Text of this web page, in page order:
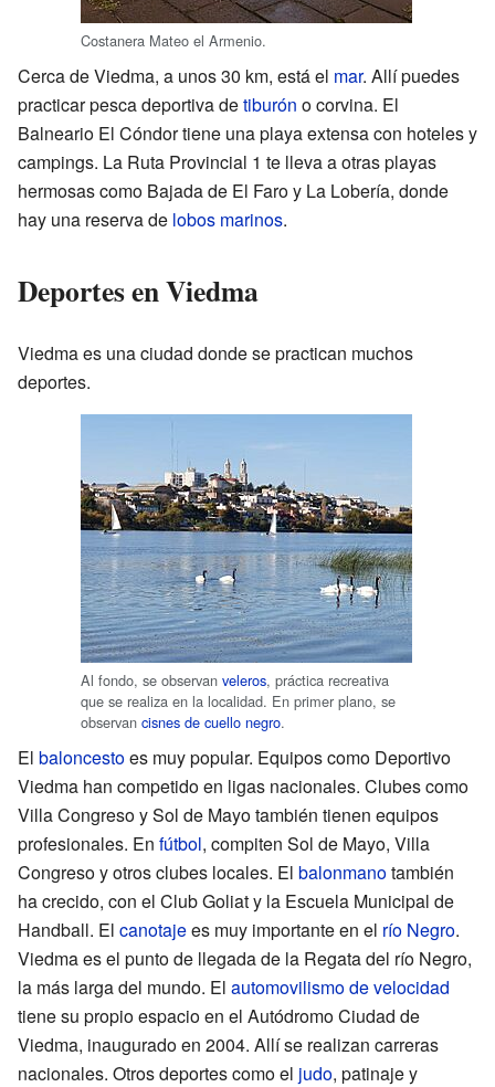
Costanera Mateo el Armenio.
Cerca de Viedma, a unos 30 km, está el mar. Allí puedes
practicar pesca deportiva detiburón o corvina. El
Balneario El Cóndor tiene una playa extensa con hoteles y
campings. La Ruta Provincial 1 te lleva a otras playas
hermosas como Bajada de El Faro y La Lobería, donde
hay una reserva de lobos marinos.
Deportes en Viedma
Viedma es una ciudad donde se practican muchos
deportes.
Al fondo, se observan veleros, práctica recreativa
que se realiza en la localidad. En primer plano, se
observan cisnes de cuello negro.
El baloncestoes muy popular. Equipos como Deportivo
Viedma han competido en ligas nacionales. Clubes como
Villa Congreso y Sol de Mayo también tienen equipos
profesionales. En fútbol, compiten Sol de Mayo, Villa
Congreso y otros clubes locales. El balonmanotambién
ha crecido, con el Club Goliat y la Escuela Municipal de
Handball. El canotajees muy importante en el río Negro.
Viedma es el punto de llegada de la Regata del río Negro,
la más larga del mundo. El automovilismo de velocidad
tiene su propio espacio en el Autódromo Ciudad de
Viedma, inaugurado en 2004. Allí se realizan carreras
nacionales. Otros deportes como el judo, patinaje y